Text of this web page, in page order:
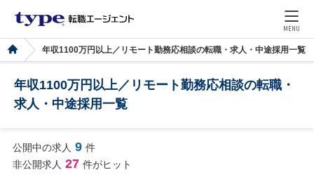
MENU
年収1100万円以上／リモート勤務応相談の転職・求人・中途採用一覧
年収1100万円以上／リモート勤務応相談の転職・
求人・中途採用一覧
公開中の求人 9 件
非公開求人 27 件がヒット